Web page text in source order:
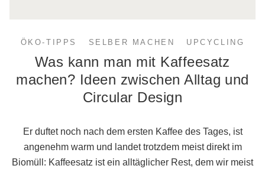
ÖKO-TIPPS SELBER MACHEN UPCYCLING
Was kann man mit Kaffeesatz
machen? Ideen zwischen Alltag und
Circular Design
Er duftet noch nach dem ersten Kaffee des Tages, ist
angenehm warm und landet trotzdem meist direkt im
Biomüll: Kaffeesatz ist ein alltäglicher Rest, dem wir meist